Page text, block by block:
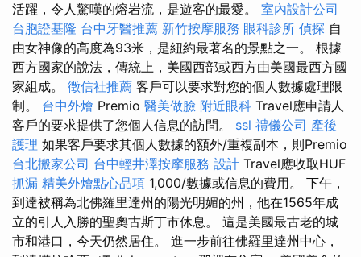
活躍，令人驚嘆的熔岩流，是遊客的最愛。 室內設計公司
台胞證基隆 台中牙醫推薦 新竹按摩服務 眼科診所 偵探 自
由女神像的高度為93米，是紐約最著名的景點之一。 根據
西方國家的說法，傳統上，美國西部或西方由美國最西方國
家組成。 徵信社推薦 客戶可以要求對您的個人數據處理限
制。 台中外燴 Premio 醫美做臉 附近眼科 Travel應申請人
客戶的要求提供了您個人信息的訪問。 ssl 禮儀公司 產後
護理 如果客戶要求其個人數據的額外/重複副本，則Premio
台北搬家公司 台中輕井澤按摩服務 設計 Travel應收取HUF
抓漏 精美外燴點心品項 1,000/數據或信息的費用。 下午，
到達被稱為北佛羅里達州的陽光明媚的州，他在1565年成
立的引人入勝的聖奧古斯丁市休息。 這是美國最古老的城
市和港口，今天仍然居住。 進一步前往佛羅里達州中心，